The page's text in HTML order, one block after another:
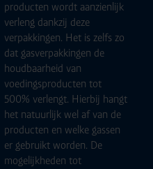
producten wordt aanzienlijk
verleng dankzij deze
verpakkingen. Het is zelfs zo
dat gasverpakkingen de
houdbaarheid van
voedingsproducten tot
500% verlengt. Hierbij hangt
het natuurlijk wel af van de
producten en welke gassen
er gebruikt worden. De
mogelijkheden tot